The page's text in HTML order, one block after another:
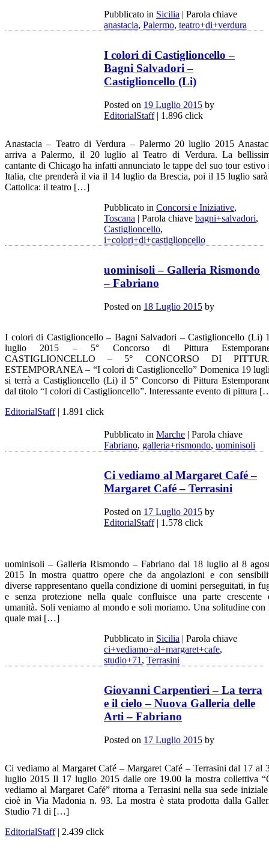
Anastacia – Teatro di Verdura – Palermo 20 luglio 2015
arriva a Palermo, il 20 luglio al Teatro di Verdura. La
cantante di Chicago ha infatti annunciato le tappe del suo tour estivo
Italia, che prenderà il via il 14 luglio da Brescia, poi il 15 luglio
Cattolica: il teatro […]
Pubblicato in Sicilia | Parola chiave
anastacia, Palermo, teatro+di+verdura
I colori di Castiglioncello –
Bagni Salvadori –
Castiglioncello (Li)
Posted on 19 Luglio 2015 by
EditorialStaff| 1.896 click
I colori di Castiglioncello – Bagni Salvadori – Castiglioncello (Li)
luglio 2015 – 5° Concorso di Pittura
CASTIGLIONCELLO – 5° CONCORSO DI
ESTEMPORANEA – “I colori di Castiglioncello” Domenica 19
si terrà a Castiglioncello (Li) il 5° Concorso di Pittura
dal titolo “I colori di Castiglioncello”. Interessante evento di pittura
Pubblicato in Concorsi e Iniziative,
Toscana | Parola chiave bagni+salvadori,
Castiglioncello,
i+colori+di+castiglioncello
uominisoli – Galleria Rismondo
– Fabriano
Posted on 18 Luglio 2015 by
EditorialStaff| 1.891 click
uominisoli – Galleria Rismondo – Fabriano dal 18 luglio al 8
2015 In mostra quattro opere che da angolazioni e con
diverse rappresentano quella condizione di uomini perseguitati, in
e senza protezione nella quale confluisce una parte crescente
umanità. Soli veniamo al mondo e soli moriamo. Una solitudine con
quale mai […]
Pubblicato in Marche | Parola chiave
Fabriano, galleria+rismondo, uominisoli
Ci vediamo al Margaret Café –
Margaret Café – Terrasini
Posted on 17 Luglio 2015 by
EditorialStaff| 1.578 click
Ci vediamo al Margaret Café – Margaret Café – Terrasini dal 17 al
luglio 2015 Il 17 luglio 2015 dalle ore 19.00 la mostra collettiva
vediamo al Margaret Café” ritorna a Terrasini nella sua sede
cioè in Via Madonia n. 93. La mostra è stata prodotta dalla
Studio 71 di […]
Pubblicato in Sicilia | Parola chiave
ci+vediamo+al+margaret+cafe,
studio+71 , Terrasini
Giovanni Carpentieri – La terra
e il cielo – Nuova Galleria delle
Arti – Fabriano
Posted on 17 Luglio 2015 by
EditorialStaff| 2.439 click